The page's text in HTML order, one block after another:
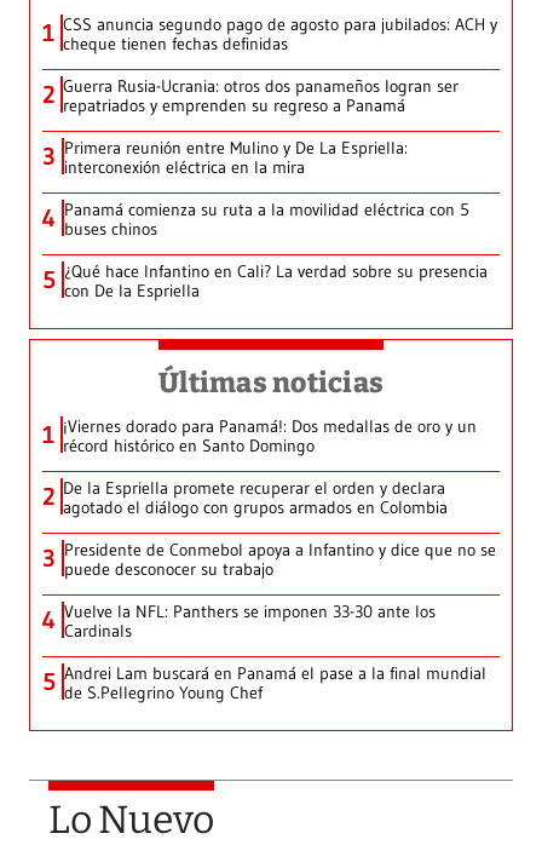
1 CSS anuncia segundo pago de agosto para jubilados: ACH y
cheque tienen fechas definidas
2 Guerra Rusia-Ucrania: otros dos panameños logran ser
repatriados y emprenden su regreso a Panamá
3 Primera reunión entre Mulino y De La Espriella:
interconexión eléctrica en la mira
4 Panamá comienza su ruta a la movilidad eléctrica con 5
buses chinos
5 ¿Qué hace Infantino en Cali? La verdad sobre su presencia
con De la Espriella
Últimas noticias
1 ¡Viernes dorado para Panamá!: Dos medallas de oro y un
récord histórico en Santo Domingo
2 De la Espriella promete recuperar el orden y declara
agotado el diálogo con grupos armados en Colombia
3 Presidente de Conmebol apoya a Infantino y dice que no se
puede desconocer su trabajo
4 Vuelve la NFL: Panthers se imponen 33-30 ante los
Cardinals
5 Andrei Lam buscará en Panamá el pase a la final mundial
de S.Pellegrino Young Chef
Lo Nuevo